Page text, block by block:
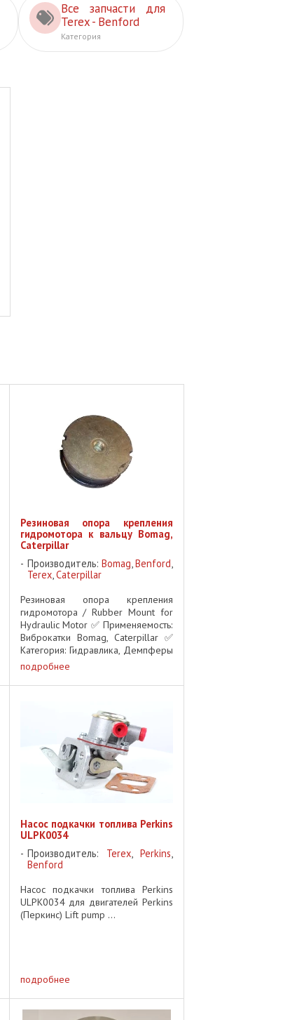
Все запчасти для
Terex - Benford
Категория
Резиновая опора крепления
гидромотора к вальцу Bomag,
Caterpillar
Производитель: Bomag,Benford,
Terex,Caterpillar
Резиновая опора крепления
гидромотора / Rubber Mount for
Hydraulic Motor ✅ Применяемость:
Виброкатки Bomag, Caterpillar ✅
Категория: Гидравлика, Демпферы
и опоры Описание: Резиновая
опора предназначена для
крепления гидромотора к вальцу
подробнее
Насос подкачки топлива Perkins
ULPK0034
Производитель: Terex, Perkins
Benford
Насос подкачки топлива Perkins
ULPK0034 для двигателей Perkins
(Перкинс) Lift pump ...
подробнее